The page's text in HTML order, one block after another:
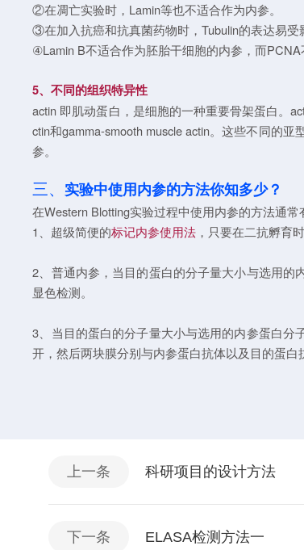
②在凋亡实验时，Lamin等也不适合作为内参。
③在加入抗癌和抗真菌药物时，Tubulin的表达易受
④Lamin B不适合作为胚胎干细胞的内参，而
5、不同的组织特异性
actin 即肌动蛋白，是细胞的一种重要骨架蛋白。
ctin和gamma-smooth muscle actin。这些不同的
参。
三、实验中使用内参的方法你知多少？
在Western Blotting实验过程中使用内参的方法通常
1、超级简便的标记内参使用法 ，只要在二抗孵育
2、普通内参，当目的蛋白的分子量大小与选用
显色检测。
3、当目的蛋白的分子量大小与选用的内参蛋白分
开，然后两块膜分别与内参蛋白抗体以及目的蛋白
上一条 科研项目的设计方法
下一条 ELASA检测方法一